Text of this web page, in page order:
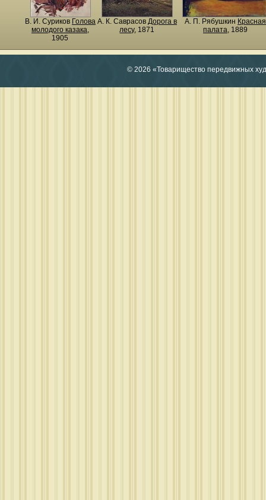
В. И. Суриков Голова
молодого казака,
1905
А. К. Саврасов Дорога в
лесу, 1871
А. П. Рябушкин Красная
палата, 1889
© 2026 «Товарищество передвижных